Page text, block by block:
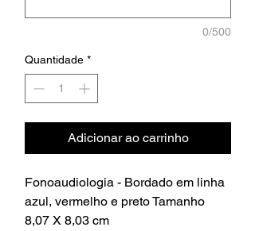
0/500
Quantidade *
Adicionar ao carrinho
Fonoaudiologia - Bordado em linha
azul, vermelho e preto Tamanho
8,07 X 8,03 cm